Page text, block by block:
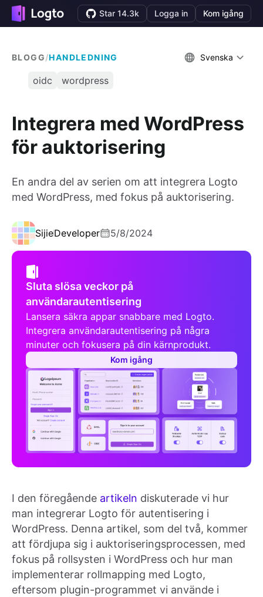
Star 14.3k Logga in Kom igång
BLOGG/HANDLEDNING Svenska
oidc wordpress
Integrera med WordPress
för auktorisering
En andra del av serien om att integrera Logto
med WordPress, med fokus på auktorisering.
SijieDeveloper 5/8/2024
Sluta slösa veckor på
användarautentisering
Lansera säkra appar snabbare med Logto.
Integrera användarautentisering på några
minuter och fokusera på din kärnprodukt.
Kom igång
I den föregående artikeln diskuterade vi hur
man integrerar Logto för autentisering i
WordPress. Denna artikel, som del två, kommer
att fördjupa sig i auktoriseringsprocessen, med
fokus på rollsysten i WordPress och hur man
implementerar rollmapping med Logto,
eftersom plugin-programmet vi använde i